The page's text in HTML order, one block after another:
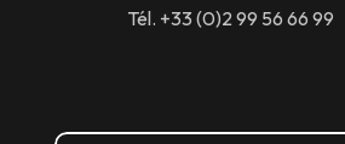
Tél. +33 (0)2 99 56 66 99